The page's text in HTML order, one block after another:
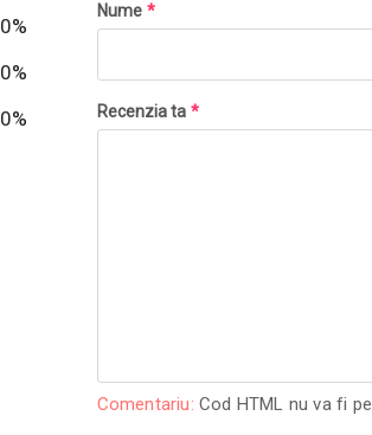
0%
0%
0%
Nume *
Recenzia ta *
Comentariu: Cod HTML nu va fi